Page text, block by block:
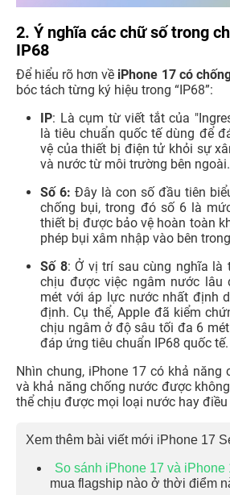
2. Ý nghĩa các chữ số trong
IP68
Để hiểu rõ hơn về iPhone 17 có
bóc tách từng ký hiệu trong “IP68”:
IP: Là cụm từ viết tắt của
là tiêu chuẩn quốc tế dùng để
vệ của thiết bị điện tử khỏi sự
và nước từ môi trường bên ngoài.
Số 6: Đây là con số đầu tiên
chống bụi, trong đó số 6 là
thiết bị được bảo vệ hoàn toàn
phép bụi xâm nhập vào bên
Số 8: Ở vị trí sau cùng nghĩa là
chịu được việc ngâm nước lâu
mét với áp lực nước nhất định
định. Cụ thể, Apple đã kiểm
chịu ngâm ở độ sâu tối đa 6
đáp ứng tiêu chuẩn IP68 quốc tế.
Nhìn chung, iPhone 17 có khả năng
và khả năng chống nước được
thể chịu được mọi loại nước hay điều
Xem thêm bài viết mới iPhone 17
So sánh iPhone 17 và iPhone
mua flagship nào ở thời điểm